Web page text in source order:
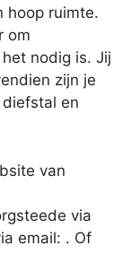
hoop ruimte.
om
nodig is. Jij
zijn je
en
van
via
email: . Of